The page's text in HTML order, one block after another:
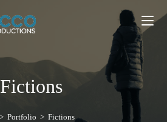
Fictions
> Portfolio > Fictions